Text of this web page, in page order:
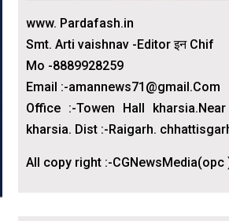
www. Pardafash.in
Smt. Arti vaishnav -Editor इन Chif
Mo -8889928259
Email :-amannews71@gmail.Com
Office :-Towen Hall
kharsia. Dist :-Raigarh.
All copy right :-CGNewsMedia(opc